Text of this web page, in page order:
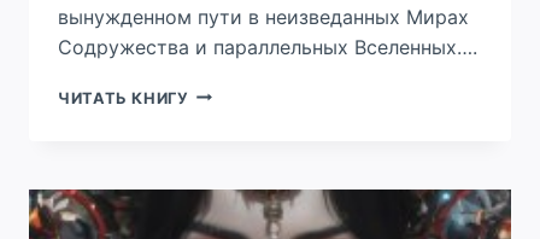
вынужденном пути в неизведанных Мирах
Содружества и параллельных Вселенных….
ЧИТАТЬ КНИГУ ПОПАДОС